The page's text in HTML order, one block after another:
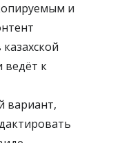
и
ведёт к
вариант,